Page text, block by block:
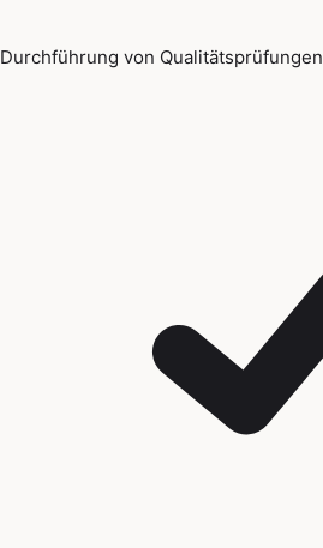
Durchführung von Qualitätsprüfungen